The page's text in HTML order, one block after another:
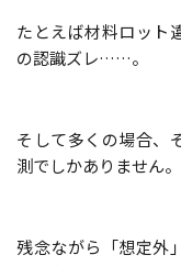
たとえば材料ロット
の認識ズレ……。
そして多くの場合、
測でしかありません。
残念ながら「想定外